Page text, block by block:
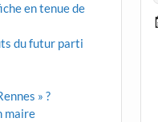
en tenue de
du futur parti
» ?
maire